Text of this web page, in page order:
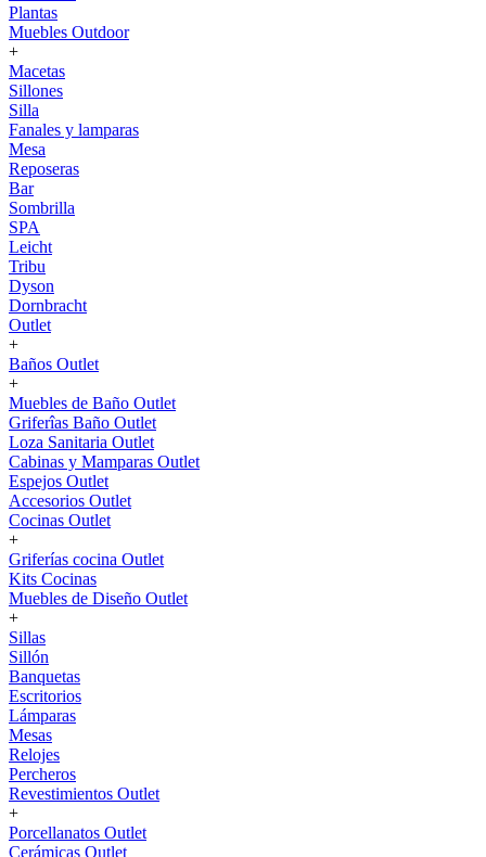
Plantas
Muebles Outdoor
+
Macetas
Sillones
Silla
Fanales y lamparas
Mesa
Reposeras
Bar
Sombrilla
SPA
Leicht
Tribu
Dyson
Dornbracht
Outlet
+
Baños Outlet
+
Muebles de Baño Outlet
Griferîas Baño Outlet
Loza Sanitaria Outlet
Cabinas y Mamparas Outlet
Espejos Outlet
Accesorios Outlet
Cocinas Outlet
+
Griferías cocina Outlet
Kits Cocinas
Muebles de Diseño Outlet
+
Sillas
Sillón
Banquetas
Escritorios
Lámparas
Mesas
Relojes
Percheros
Revestimientos Outlet
+
Porcellanatos Outlet
Cerámicas Outlet